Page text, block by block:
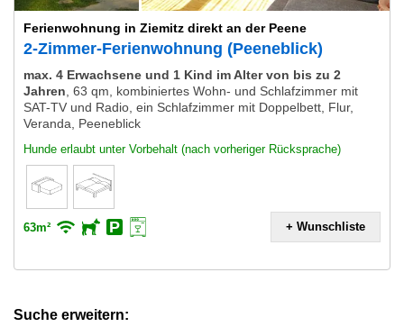
Ferienwohnung in Ziemitz direkt an der Peene
2-Zimmer-Ferienwohnung (Peeneblick)
max. 4 Erwachsene und 1 Kind im Alter von bis zu 2
Jahren 63 qm, kombiniertes Wohn- und Schlafzimmer mit
SAT-TV und Radio, ein Schlafzimmer mit Doppelbett, Flur,
Veranda, Peeneblick
Hunde erlaubt unter Vorbehalt (nach vorheriger Rücksprache)
63m² + Wunschliste
Suche erweitern: